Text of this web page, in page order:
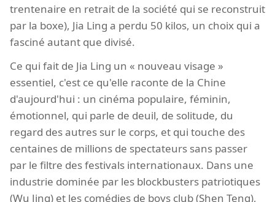
trentenaire en retrait de la société qui se reconstruit
par la boxe), Jia Ling a perdu 50 kilos, un choix qui a
fasciné autant que divisé.
Ce qui fait de Jia Ling un « nouveau visage »
essentiel, c'est ce qu'elle raconte de la Chine
d'aujourd'hui : un cinéma populaire, féminin,
émotionnel, qui parle de deuil, de solitude, du
regard des autres sur le corps, et qui touche des
centaines de millions de spectateurs sans passer
par le filtre des festivals internationaux. Dans une
industrie dominée par les blockbusters patriotiques
(Wu Jing) et les comédies de boys club (Shen Teng),